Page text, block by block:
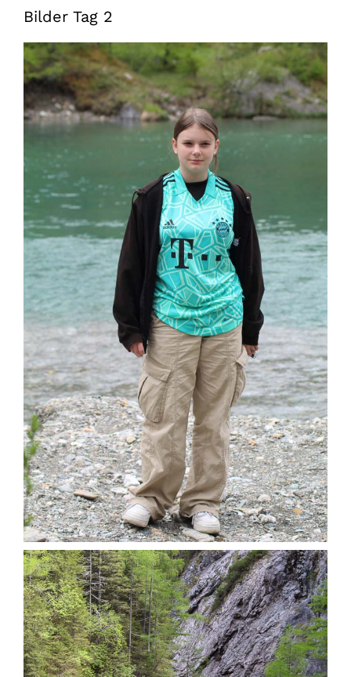
Bilder Tag 2